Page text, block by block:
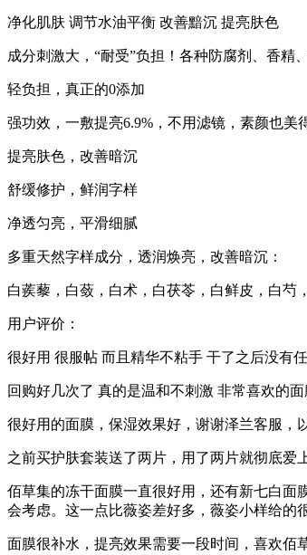
净化肌肤 调节水油平衡 改善黯沉 提亮肤色
成分刺激大，“耐受”负担！各种防腐剂、香
轻负担，真正的0添加
强功效，一敷提亮6.9%，不用滤镜，素颜也美
提亮肤色，改善暗沉
舒缓修护，鲜润字样
净透匀亮，平滑细腻
多重天然字样成分，透润焕亮，改善暗沉：
白蒺藜，白蔹，白术，白茯苓，白鲜皮，白芍
用户评价：
很好用 很服帖 而且精华不粘手 干了之后没有
回购好几次了 真的是温和不刺激 非常喜欢的面
很好用的面膜，保湿效果好，谢谢泽兰客服，
之前买护肤套装送了两片，用了两片就彻底爱
佰草集的冻干面膜一直很好用，还有新七白面
会考虑。这一点比薇姿差好多，薇姿小样给的
面膜很补水，提亮效果需要一段时间，喜欢佰